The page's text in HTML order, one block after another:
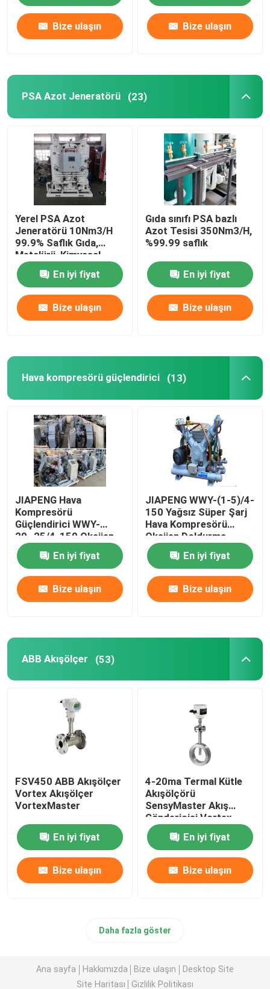
Bize ulaşın Bize ulaşın
PSA Azot Jeneratörü (23)
Yerel PSA Azot
Jeneratörü 10Nm3/H
99.9% Saflık Gıda,
Metalürji, Kimyasal
En iyi fiyat
Bize ulaşın
Gıda sınıfı PSA bazlı
Azot Tesisi 350Nm3/H,
%99.99 saflık
En iyi fiyat
Bize ulaşın
Hava kompresörü güçlendirici (13)
JIAPENG Hava
Kompresörü
Güçlendirici WWY-
20~25/4-150 Oksijen
Doldurma İçin Yağsız
Süper şarj cihazı
En iyi fiyat
Bize ulaşın
JIAPENG WWY-(1-5)/4-
150 Yağsız Süper Şarj
Hava Kompresörü
Oksijen Doldurma
En iyi fiyat
Bize ulaşın
ABB Akışölçer (53)
FSV450 ABB Akışölçer
Vortex Akışölçer
VortexMaster
En iyi fiyat
Bize ulaşın
4-20ma Termal Kütle
Akışölçörü
SensyMaster Akış
Göndericisi Vortex
FMT200
En iyi fiyat
Bize ulaşın
Daha fazla göster
Ana sayfa Hakkımızda Bize ulaşın
Desktop Site
Site Haritası
Gizlilik Politikası